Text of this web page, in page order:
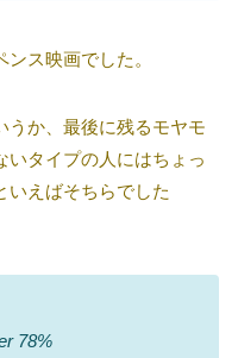
ス映画でした。
うか、最後に残るモヤモ
いタイプの人にはちょっ
いえばそちらでした
78%